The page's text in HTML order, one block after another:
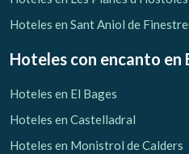
Hoteles en Sant Aniol de
Hoteles con encanto en
Hoteles en El Bages
Hoteles en Castelladral
Hoteles en Monistrol de Calders